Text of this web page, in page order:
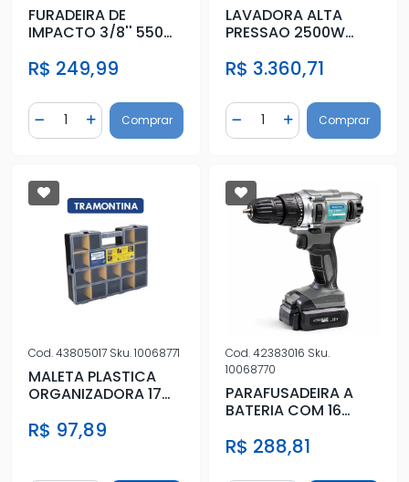
FURADEIRA DE
IMPACTO 3/8'' 550W
R$ 249,99
Diminuir Quantidade
Quantidade
Adicionar Quantidade
Comprar
LAVADORA ALTA
PRESSAO 2500W
R$ 3.360,71
Diminuir Quantidade
Quantidade
AdicionarComprar
Cod.43805017 Sku.10068771
MALETA PLASTICA
ORGANIZADORA 17
MOVEIS
R$ 97,89
Cod.42383016 Sku.
10068770
PARAFUSADEIRA A
BATERIA COM 16
R$ 288,81